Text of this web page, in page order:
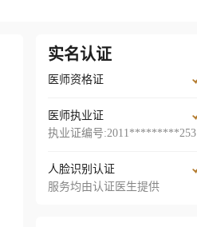
实名认证
医师资格证
医师执业证
执业证编号:2011*********253
人脸识别认证
服务均由认证医生提供